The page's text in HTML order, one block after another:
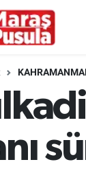
Haritası